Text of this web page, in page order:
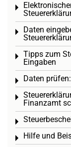
Toggle menu
Daten
Toggle menu
Tipps zum
Eingaben
Toggle menu
Daten
Toggle menu
Finanzamt
Toggle menu
Toggle menu
Hilfe und
Toggle menu